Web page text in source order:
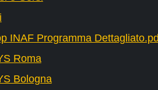
INAF Programma
Roma
Bologna